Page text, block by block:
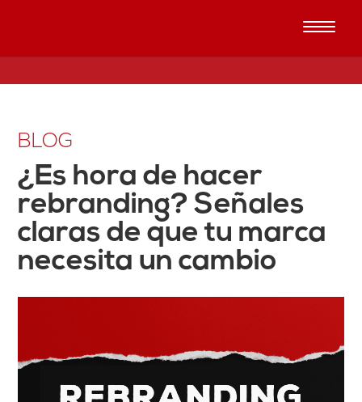
BLOG
¿Es hora de hacer
rebranding? Señales
claras de que tu marca
necesita un cambio